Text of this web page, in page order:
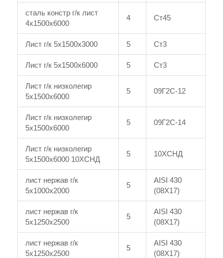
сталь констр г/к лист
4x1500x6000
4 Ст45
Лист г/к 5x1500x3000 5 Ст3
Лист г/к 5x1500x6000 5 Ст3
Лист г/к низколегир
5x1500x6000
5 09Г2С-12
Лист г/к низколегир
5x1500x6000
5 09Г2С-14
Лист г/к низколегир
5x1500x6000 10ХСНД
5 10ХСНД
лист нержав г/к
5x1000x2000
5
AISI 430
(08Х17)
лист нержав г/к
5x1250x2500
5
AISI 430
(08Х17)
лист нержав г/к
5x1250x2500
5
AISI 430
(08Х17)